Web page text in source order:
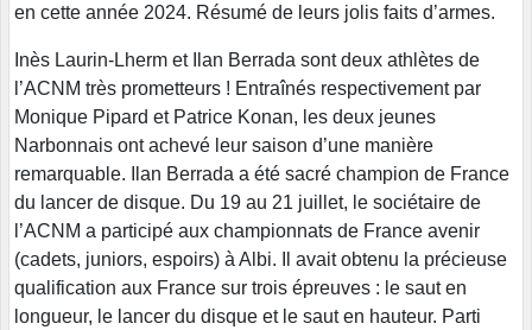
en cette année 2024. Résumé de leurs jolis faits d’armes.
Inès Laurin-Lherm et Ilan Berrada sont deux athlètes de
l’ACNM très prometteurs ! Entraînés respectivement par
Monique Pipard et Patrice Konan, les deux jeunes
Narbonnais ont achevé leur saison d’une manière
remarquable. Ilan Berrada a été sacré champion de France
du lancer de disque. Du 19 au 21 juillet, le sociétaire de
l’ACNM a participé aux championnats de France avenir
(cadets, juniors, espoirs) à Albi. Il avait obtenu la précieuse
qualification aux France sur trois épreuves : le saut en
longueur, le lancer du disque et le saut en hauteur. Parti